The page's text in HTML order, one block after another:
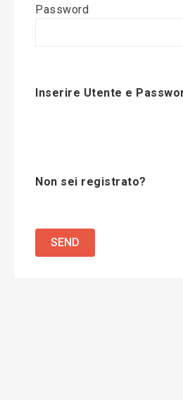
Modifica News
Password
Inserire Utente e
Non sei registrato?